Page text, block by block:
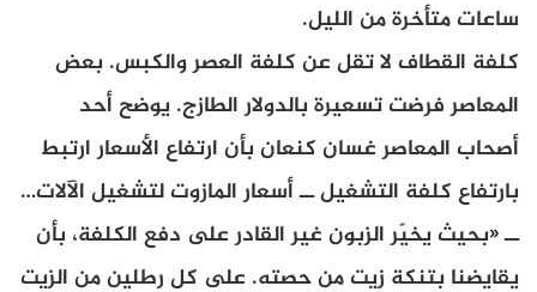
ساعات متأخرة من الليل.
كلفة القطاف لا تقل عن كلفة العصر والكبس. بعض
المعاصر فرضت تسعيرة بالدولار الطازج. يوضح أحد
أصحاب المعاصر غسان كنعان بأن ارتفاع الأسعار ارتبط
بارتفاع كلفة التشغيل ــ أسعار المازوت لتشغيل الآلات…
ــ «بحيث يخيّر الزبون غير القادر على دفع الكلفة، بأن
يقايضنا بتنكة زيت من حصته. على كل رطلين من الزيت